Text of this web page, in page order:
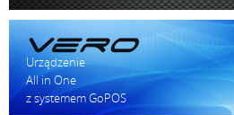
Urządzenie
All in One
z systemem GoPOS